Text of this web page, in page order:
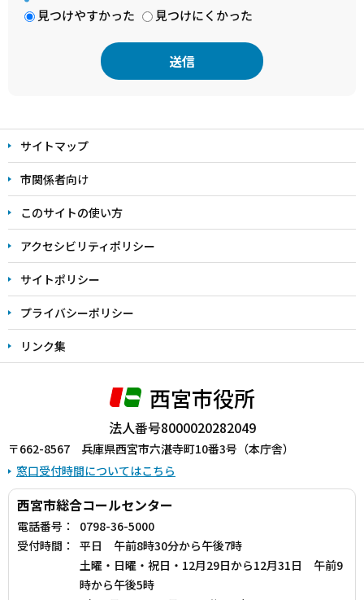
見つけやすかった
見つけにくかった
文
こ
こ
ま
で
サイトマップ
市関係者向け
このサイトの使い方
アクセシビリティポリシー
サイトポリシー
プライバシーポリシー
リンク集
西宮市役所
法人番号8000020282049
〒662-8567 兵庫県西宮市六湛寺町10番3号（本庁舎）
窓口受付時間についてはこちら
西宮市総合コールセンター
電話番号：
0798-36-5000
受付時間：
平日 午前8時30分から午後7時
土曜・日曜・祝日・12月29日から12月31日 午前9
時から午後5時